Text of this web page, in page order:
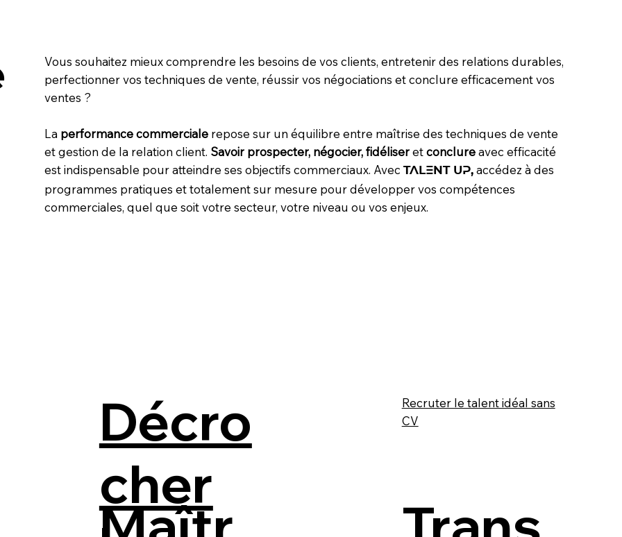
Vous souhaitez mieux comprendre les besoins de vos clients, entretenir des relations durables,
perfectionner vos techniques de vente, réussir vos négociations et conclure efficacement vos
ventes ?
La performance commercialerepose sur un équilibre entre maîtrise des techniques de vente
et gestion de la relation client. Savoir prospecter, négocier, fidéliseretconclureavec efficacité
est indispensable pour atteindre ses objectifs commerciaux. Avec TALENT UP,accédez à des
programmes pratiques et totalement sur mesure pour développer vos compétences
commerciales, quel que soit votre secteur, votre niveau ou vos enjeux.
Décro
cher
Recruter le talent idéal sans
CV